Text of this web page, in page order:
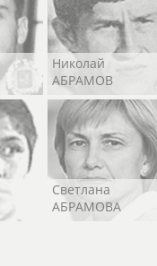
Николай
АБРАМОВ
Светлана
АБРАМОВА